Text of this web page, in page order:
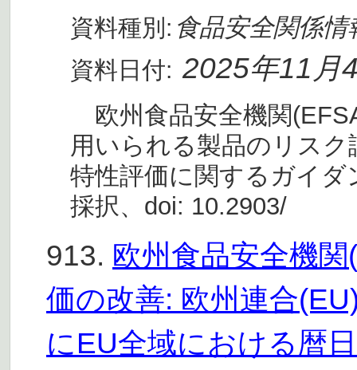
資料種別: 食品安全関係情
資料日付: 2025年11月
欧州食品安全機関
用いられる製品のリス
特性評価に関するガイダ
採択、doi: 10.2903/
913. 欧州食品安全機
価の改善: 欧州連合
にEU全域における暦